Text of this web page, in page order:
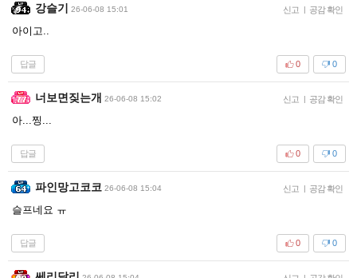
강슬기 26-06-08 15:01 신고 | 공감 확인
아이고..
답글 0
0
너보면짖는개 26-06-08 15:02 신고 | 공감 확인
아...찡...
답글 0
0
파인망고코코 26-06-08 15:04 신고 | 공감 확인
슬프네요 ㅠ
답글 0
0